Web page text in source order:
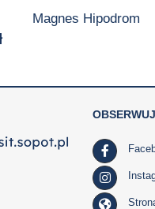
Magnes Hipodrom